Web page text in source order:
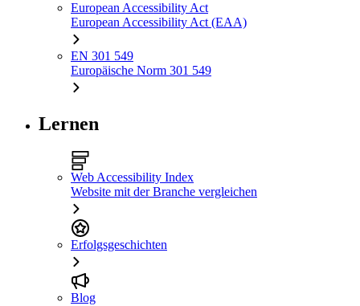
European Accessibility Act
European Accessibility Act (EAA)
EN 301 549
Europäische Norm 301 549
Lernen
Web Accessibility Index
Website mit der Branche vergleichen
Erfolgsgeschichten
Blog